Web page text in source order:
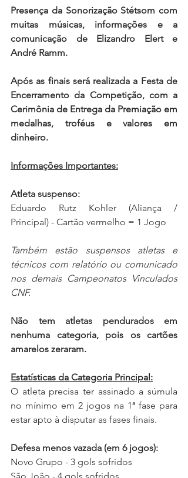
Presença da Sonorização Stétsom com
muitas músicas, informações e a
comunicação de Elizandro Elert e
André Ramm.
Após as finais será realizada a Festa de
Encerramento da Competição, com a
Cerimônia de Entrega da Premiação em
medalhas, troféus e valores em
dinheiro.
Informações Importantes:
Atleta suspenso:
Eduardo Rutz Kohler (Aliança /
Principal) - Cartão vermelho = 1 Jogo
Também estão suspensos atletas e
técnicos com relatório ou comunicado
nos demais Campeonatos Vinculados
CNF.
Não tem atletas pendurados em
nenhuma categoria, pois os cartões
amarelos zeraram.
Estatísticas da Categoria Principal:
O atleta precisa ter assinado a súmula
no mínimo em 2 jogos na 1ª fase para
estar apto à disputar as fases finais.
Defesa menos vazada (em 6 jogos):
Novo Grupo - 3 gols sofridos